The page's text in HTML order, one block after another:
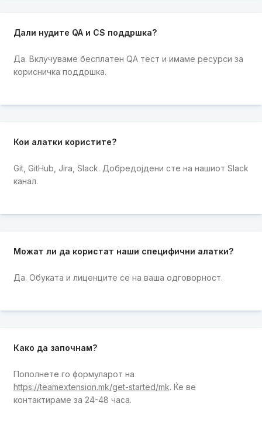
Дали нудите QA и CS поддршка?
Да. Вклучуваме бесплатен QA тест и имаме ресурси за
корисничка поддршка.
Кои алатки користите?
Git, GitHub, Jira, Slack. Добредојдени сте на нашиот Slack
канал.
Можат ли да користат наши специфични алатки?
Да. Обуката и лиценците се на ваша одговорност.
Како да започнам?
Пополнете го формуларот на
https://teamextension.mk/get-started/mk. Ќе ве
контактираме за 24-48 часа.